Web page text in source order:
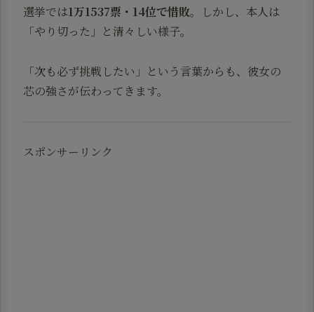
選挙では1万1537票・14位で惜敗。しかし、本人は
「やり切った」と清々しい様子。
「次も必ず挑戦したい」という言葉からも、彼女の
芯の強さが伝わってきます。
スポンサーリンク